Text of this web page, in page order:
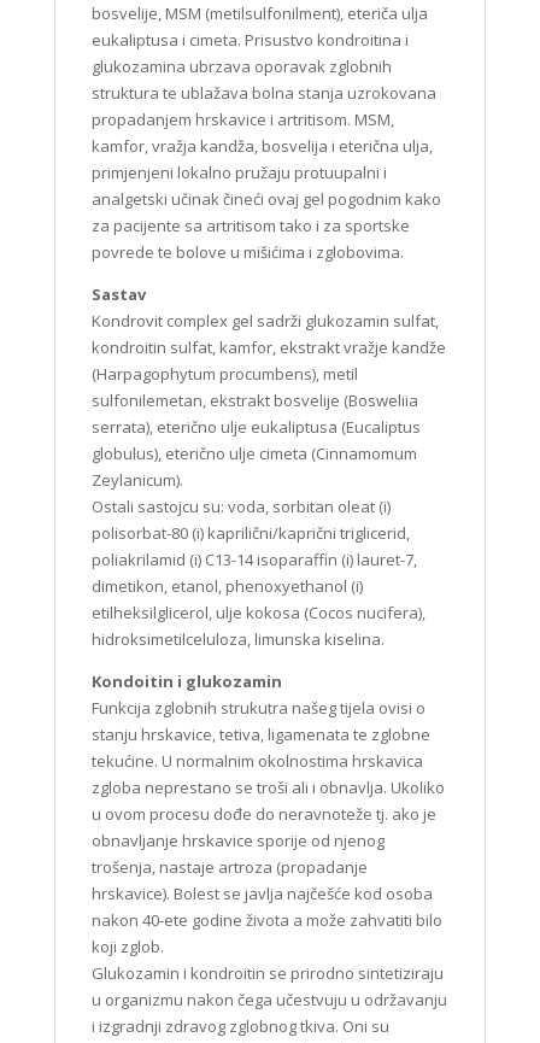
bosvelije, MSM (metilsulfonilment), eteriča ulja
eukaliptusa i cimeta. Prisustvo kondroitina i
glukozamina ubrzava oporavak zglobnih
struktura te ublažava bolna stanja uzrokovana
propadanjem hrskavice i artritisom. MSM,
kamfor, vražja kandža, bosvelija i eterična ulja,
primjenjeni lokalno pružaju protuupalni i
analgetski učinak čineći ovaj gel pogodnim kako
za pacijente sa artritisom tako i za sportske
povrede te bolove u mišićima i zglobovima.
Sastav
Kondrovit complex gel sadrži glukozamin sulfat,
kondroitin sulfat, kamfor, ekstrakt vražje kandže
(Harpagophytum procumbens), metil
sulfonilemetan, ekstrakt bosvelije (Bosweliia
serrata), eterično ulje eukaliptusa (Eucaliptus
globulus), eterično ulje cimeta (Cinnamomum
Zeylanicum).
Ostali sastojcu su: voda, sorbitan oleat (i)
polisorbat-80 (i) kaprilični/kaprični triglicerid,
poliakrilamid (i) C13-14 isoparaffin (i) lauret-7,
dimetikon, etanol, phenoxyethanol (i)
etilheksilglicerol, ulje kokosa (Cocos nucifera),
hidroksimetilceluloza, limunska kiselina.
Kondoitin i glukozamin
Funkcija zglobnih strukutra našeg tijela ovisi o
stanju hrskavice, tetiva, ligamenata te zglobne
tekućine. U normalnim okolnostima hrskavica
zgloba neprestano se troši ali i obnavlja. Ukoliko
u ovom procesu dođe do neravnoteže tj. ako je
obnavljanje hrskavice sporije od njenog
trošenja, nastaje artroza (propadanje
hrskavice). Bolest se javlja najčešće kod osoba
nakon 40-ete godine života a može zahvatiti bilo
koji zglob.
Glukozamin i kondroitin se prirodno sintetiziraju
u organizmu nakon čega učestvuju u održavanju
i izgradnji zdravog zglobnog tkiva. Oni su